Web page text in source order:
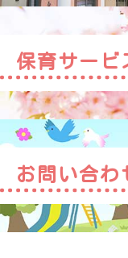
保育サービ
お問い合わ